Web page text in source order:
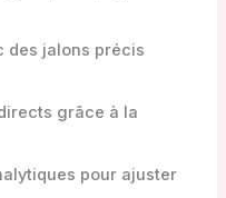
des jalons précis
grâce à la
pour ajuster